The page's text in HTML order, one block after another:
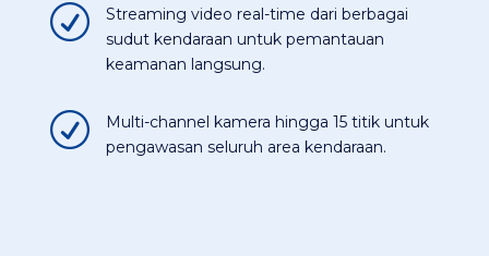
R
Streaming video real-time dari berbagai
sudut kendaraan untuk pemantauan
keamanan langsung​.
R
Multi-channel kamera hingga 15 titik untuk
pengawasan seluruh area kendaraan.